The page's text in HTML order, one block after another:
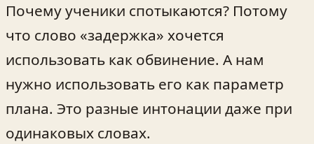
Почему ученики спотыкаются? Потому
что слово «задержка» хочется
использовать как обвинение. А нам
нужно использовать его как параметр
плана. Это разные интонации даже при
одинаковых словах.